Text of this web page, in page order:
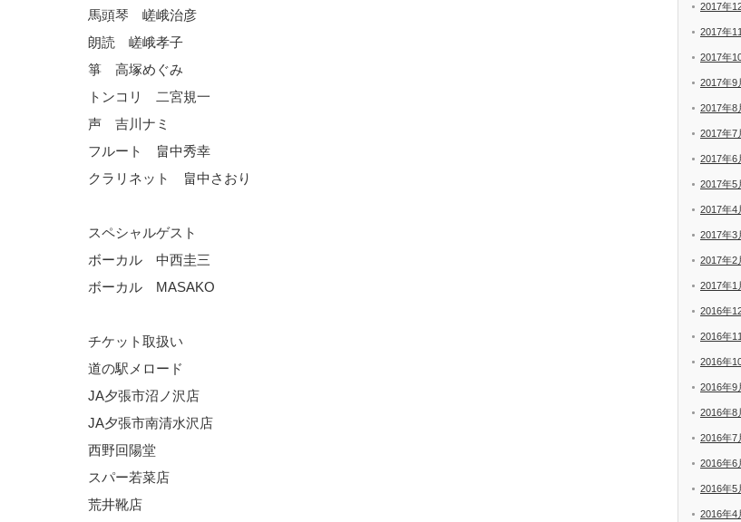
馬頭琴 嵯峨治彦
朗読 嵯峨孝子
箏 高塚めぐみ
トンコリ 二宮規一
声 吉川ナミ
フルート 畠中秀幸
クラリネット 畠中さおり
スペシャルゲスト
ボーカル 中西圭三
ボーカル MASAKO
チケット取扱い
道の駅メロード
JA夕張市沼ノ沢店
JA夕張市南清水沢店
西野回陽堂
スパー若菜店
荒井靴店
2017年
2017年
2017年
2017年9
2017年8
2017年7
2017年6
2017年5
2017年4
2017年3
2017年2
2017年1
2016年
2016年
2016年
2016年9
2016年8
2016年7
2016年6
2016年5
2016年4